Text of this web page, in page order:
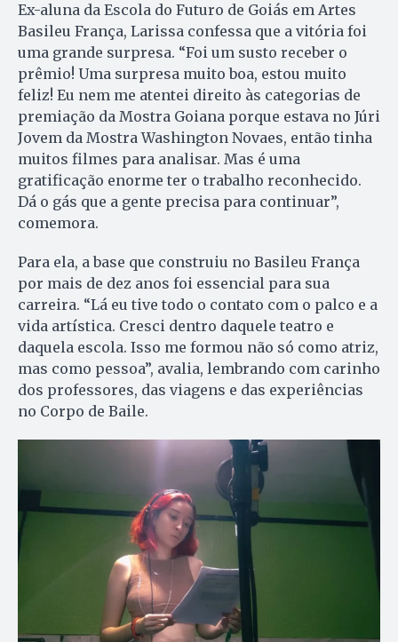
Ex-aluna da Escola do Futuro de Goiás em Artes
Basileu França, Larissa confessa que a vitória foi
uma grande surpresa. “Foi um susto receber o
prêmio! Uma surpresa muito boa, estou muito
feliz! Eu nem me atentei direito às categorias de
premiação da Mostra Goiana porque estava no Júri
Jovem da Mostra Washington Novaes, então tinha
muitos filmes para analisar. Mas é uma
gratificação enorme ter o trabalho reconhecido.
Dá o gás que a gente precisa para continuar”,
comemora.
Para ela, a base que construiu no Basileu França
por mais de dez anos foi essencial para sua
carreira. “Lá eu tive todo o contato com o palco e a
vida artística. Cresci dentro daquele teatro e
daquela escola. Isso me formou não só como atriz,
mas como pessoa”, avalia, lembrando com carinho
dos professores, das viagens e das experiências
no Corpo de Baile.